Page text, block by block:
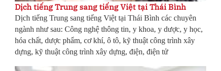
Dịch tiếng Trung sang tiếng Việt tại Thái Bình
Dịch tiếng Trung sang tiếng Việt tại Thái Bình các chuyên
ngành như sau: Công nghệ thông tin, y khoa, y dược, y học,
hóa chất, dược phẩm, cơ khí, ô tô, kỹ thuật công trình xây
dựng, kỹ thuật công trình xây dựng, điện, điện tử